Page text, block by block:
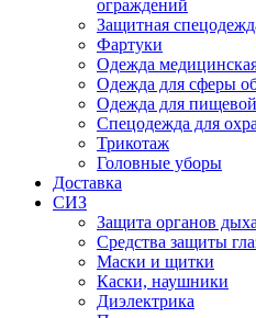
ограждений
Защитная
Фартуки
Одежда
Одежда для сферы
Одежда для
Спецодежда для
Трикотаж
Головные уборы
Доставка
СИЗ
Защита органов
Средства защиты
Маски и щитки
Каски, наушники
Диэлектрика